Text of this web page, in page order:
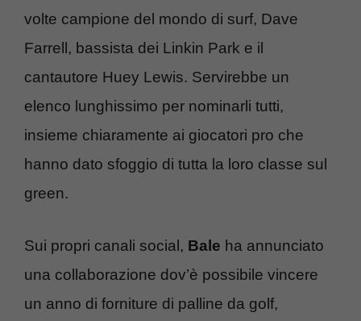
volte campione del mondo di surf, Dave
Farrell, bassista dei Linkin Park e il
cantautore Huey Lewis. Servirebbe un
elenco lunghissimo per nominarli tutti,
insieme chiaramente ai giocatori pro che
hanno dato sfoggio di tutta la loro classe sul
green.
Sui propri canali social, Bale ha annunciato
una collaborazione dov’è possibile vincere
un anno di forniture di palline da golf,